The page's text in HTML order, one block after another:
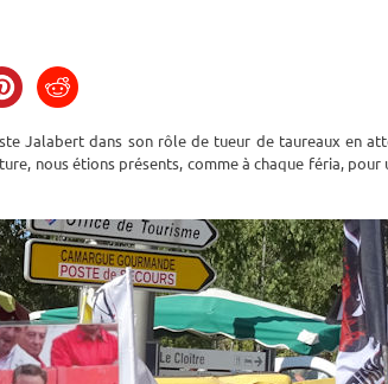
Jalabert dans son rôle de tueur de taureaux en
nous étions présents, comme à chaque féria, pour